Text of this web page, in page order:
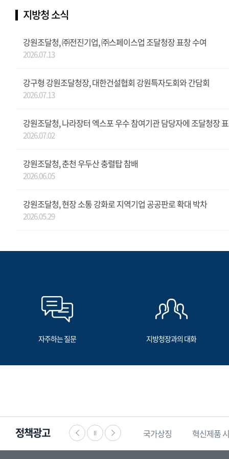
지방청 소식
강원조달청, ㈜전진기업, ㈜스페이스업 조달청장 표창 수여
2026.07.13
강구형 강원조달청장, 대한건설협회 강원특자도회와 간담회
2026.07.13
강원조달청, 나라장터 엑스포 우수 참여기관 담당자에 조달청장
2026.07.02
강원조달청, 춘천 우두산 충렬탑 참배
2026.06.05
강원조달청, 현장 소통 강화로 지역기업 공공판로 확대 박차
2026.05.29
자주하는 질문 지방청장과의 대화
정책광고
익신고 찾기쉬운 생활법령정보 국가상징 혁신제품